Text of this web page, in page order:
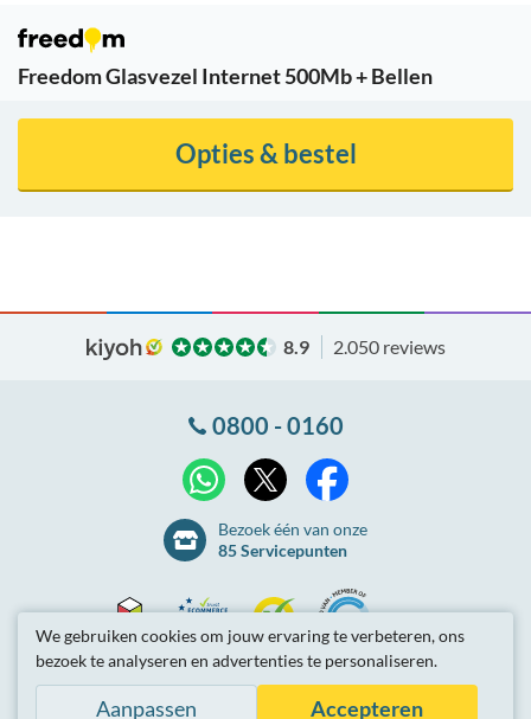
Freedom Glasvezel Internet 500Mb + Bellen
Opties & bestel
8.9 2.050 reviews
0800 - 0160
WhatsApp
Bezoek één van onze
85 Servicepunten
ThuiswinkelEcommerceKiyoh NLconnect
We gebruiken cookies om jouw ervaring te verbeteren, ons
bezoek te analyseren en advertenties te personaliseren.
Aanpassen Accepteren